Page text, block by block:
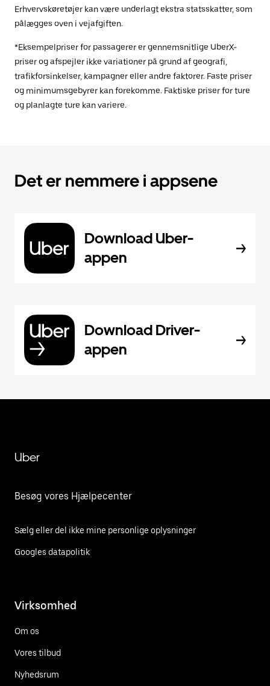
Erhvervskøretøjer kan være underlagt ekstra statsskatter, som
pålægges oven i vejafgiften.
*Eksempelpriser for passagerer er gennemsnitlige UberX-
priser og afspejler ikke variationer på grund af geografi,
trafikforsinkelser, kampagner eller andre faktorer. Faste priser
og minimumsgebyrer kan forekomme. Faktiske priser for ture
og planlagte ture kan variere.
Det er nemmere i appsene
Download Uber-
appen
Download Driver-
appen
Uber
Besøg vores Hjælpecenter
Sælg eller del ikke mine personlige oplysninger
Googles datapolitik
Virksomhed
Om os
Vores tilbud
Nyhedsrum